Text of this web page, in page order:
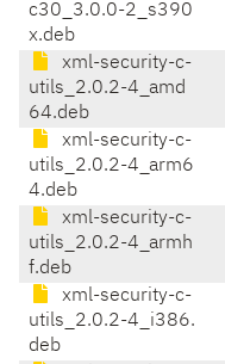
c30_3.0.0-2_s390
x.deb
xml-security-c-
utils_2.0.2-4_amd
64.deb
xml-security-c-
utils_2.0.2-4_arm6
4.deb
xml-security-c-
utils_2.0.2-4_armh
f.deb
xml-security-c-
utils_2.0.2-4_i386.
deb